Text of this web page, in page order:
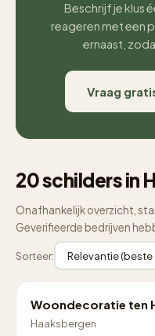
Beschrijf je klus
reageren met een
ernaast,
Vraag
20 schilders in
Onafhankelijk overzicht,
Geverifieerde bedrijven
Sorteer:
Woondecoratie ten
Haaksbergen